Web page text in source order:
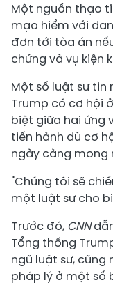
Một nguồn thạo
mạo hiểm với
đơn tới tòa án
chứng và vụ kiện
Một số luật sư tin
Trump có cơ hội
biệt giữa hai ứng
tiến hành dù cơ
ngày càng mong
"Chúng tôi sẽ
một luật sư cho
Trước đó, CNN
Tổng thống
ngũ luật sư, cũng
pháp lý ở một số